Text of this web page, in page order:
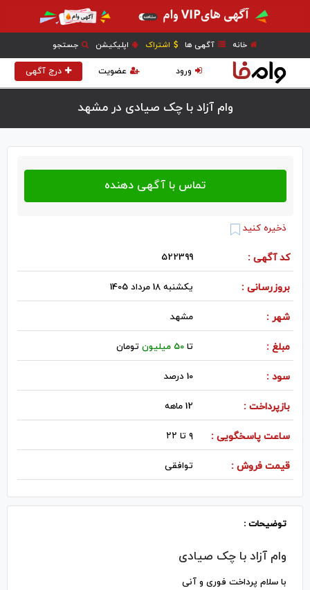
خانه آگهی ها اشتراک اپلیکیشن جستجو
درج آگهی عضویت ورود
وام آزاد با چک صیادی در مشهد
ذخیره کنید
کد آگهی : 522399
بروزرسانی : یکشنبه 18 مرداد 1405
شهر : مشهد
مبلغ : تا50 میلیون تومان
سود : 10 درصد
بازپرداخت : 12 ماهه
ساعت پاسخگویی : ۹ تا ۲۲
قیمت فروش : توافقی
توضیحات :
وام آزاد با چک صیادی
با سلام پرداخت فوری و آنی